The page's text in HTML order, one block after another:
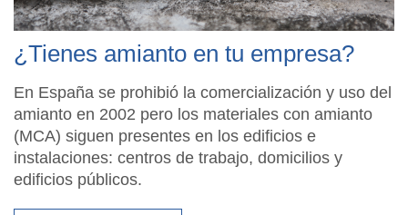
¿Tienes amianto en tu empresa?
En España se prohibió la comercialización y uso del
amianto en 2002 pero los materiales con amianto
(MCA) siguen presentes en los edificios e
instalaciones: centros de trabajo, domicilios y
edificios públicos.